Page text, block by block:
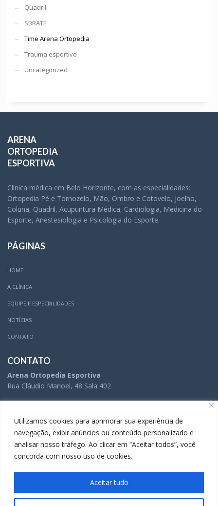
Utilizamos cookies para aprimorar sua experiência de
navegação, exibir anúncios ou conteúdo personalizado e
analisar nosso tráfego. Ao clicar em “Aceitar todos”, você
concorda com nosso uso de cookies.
Aceitar tudo
Quadril
SBRATE
Time Arena Ortopedia
Trauma esportivo
Uncategorized
ARENA
ORTOPEDIA
ESPORTIVA
Clínica médica em Belo Horizonte, com as especialidades:
Ortopedia Pé e Tornozelo, Mão, Ombro e Cotovelo, Joelho,
Coluna, Quadril, Acupuntura Médica, Cardiologia, Medicina do
Esporte, Anestesiologia e Psicologia do Esporte.
PÁGINAS
HOME
A CLÍNICA
EQUIPE E ESPECIALIDADES
NOTÍCIAS
CONTATO
CONTATO
Arena Ortopedia Esportiva
Rua Cláudio Manoel, 48 Sala 402
(31) 3504-5005
(31) 3283-9738
A Comunicação da Arena Ortopedia Esportiva é gerenciada porMovida